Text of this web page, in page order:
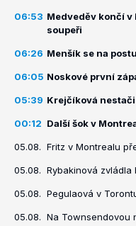
06:53 Medveděv končí
soupeři
06:26 Menšík se na
06:05 Noskové první
05:39 Krejčíková
00:12 Další šok v
05.08. Fritz v Montrealu
05.08. Rybakinová zvládla
05.08. Pegulaová v
05.08. Na Townsendovou